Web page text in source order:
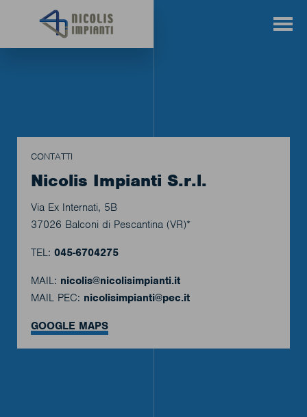
CONTATTI
Nicolis Impianti S.r.l.
Via Ex Internati, 5B
37026 Balconi di Pescantina (VR)*
TEL: 045-6704275
MAIL: nicolis@nicolisimpianti.it
MAIL PEC: nicolisimpianti@pec.it
GOOGLE MAPS